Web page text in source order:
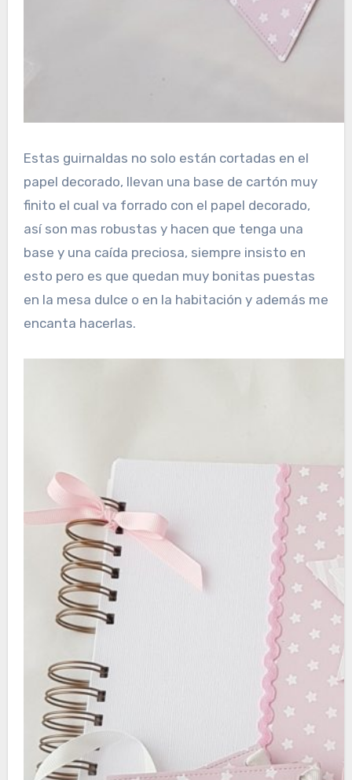
Estas guirnaldas no solo están cortadas en el
papel decorado, llevan una base de cartón muy
finito el cual va forrado con el papel decorado,
así son mas robustas y hacen que tenga una
base y una caída preciosa, siempre insisto en
esto pero es que quedan muy bonitas puestas
en la mesa dulce o en la habitación y además me
encanta hacerlas.